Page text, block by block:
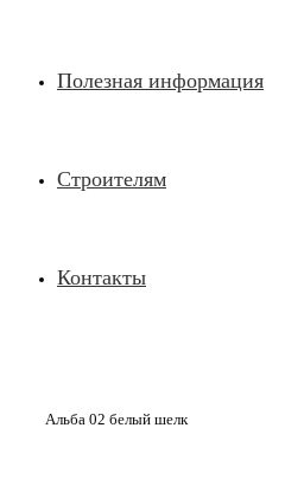
Полезная информация
Строителям
Контакты
Альба 02 белый шелк